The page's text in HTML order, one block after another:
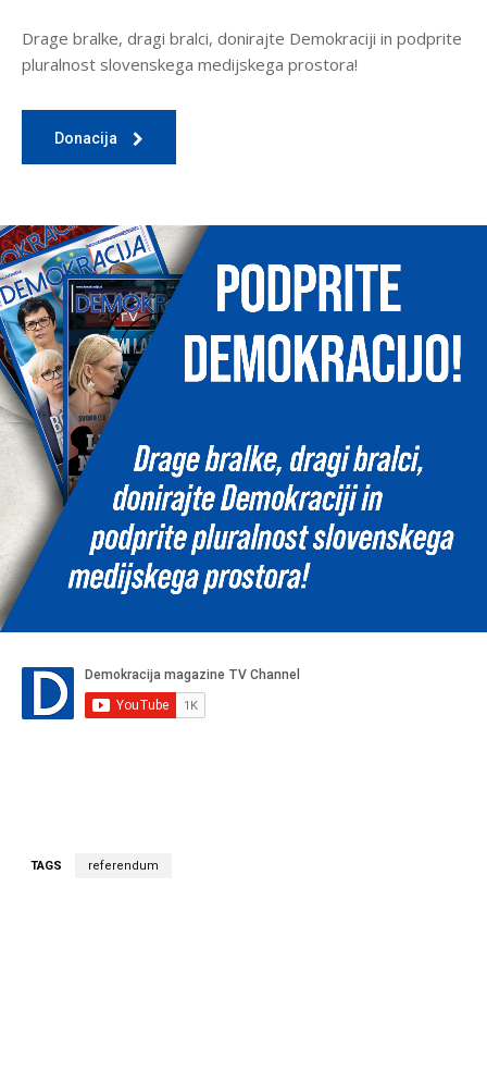
Drage bralke, dragi bralci, donirajte Demokraciji in podprite
pluralnost slovenskega medijskega prostora!
Donacija
TAGS referendum